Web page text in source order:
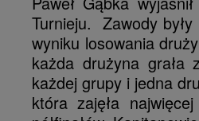
Turnieju. Zawody
wyniku losowania
każda drużyna grała
każdej grupy i jedna
która zajęła